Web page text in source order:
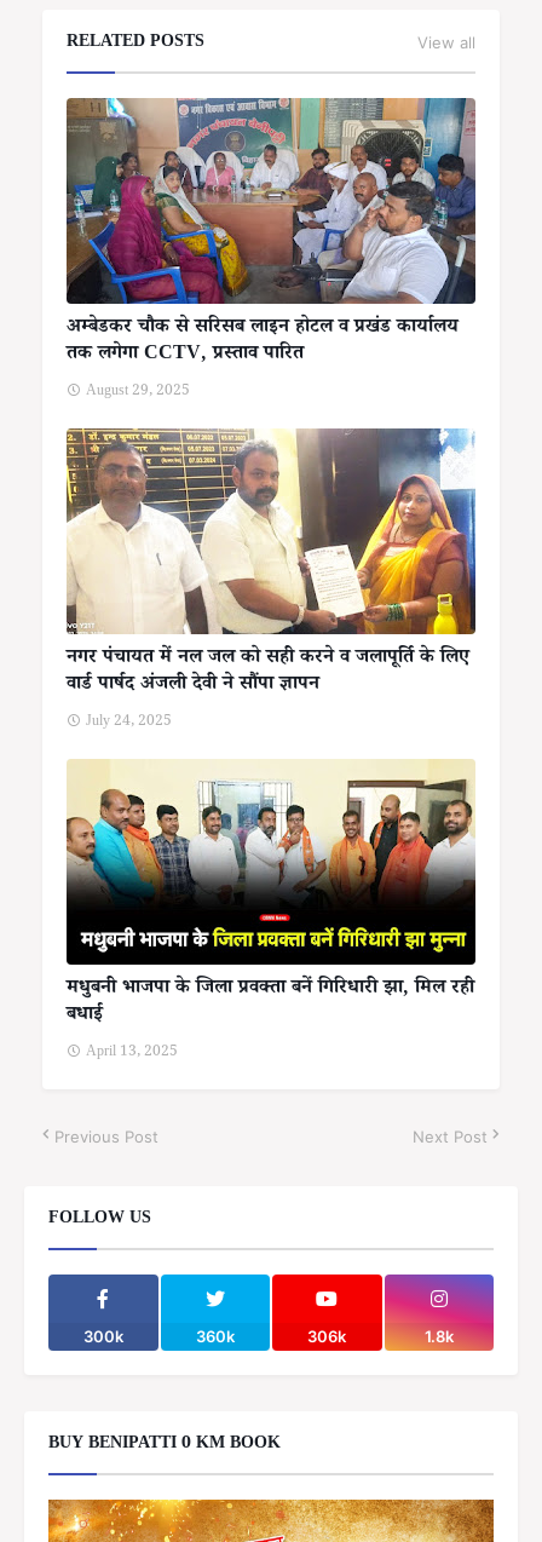
RELATED POSTS View all
अम्बेडकर चौक से सरिसब लाइन होटल व प्रखंड कार्यालय
तक लगेगा CCTV, प्रस्ताव पारित
August 29, 2025
नगर पंचायत में नल जल को सही करने व जलापूर्ति के लिए
वार्ड पार्षद अंजली देवी ने सौंपा ज्ञापन
July 24, 2025
मधुबनी भाजपा के जिला प्रवक्ता बनें गिरिधारी झा, मिल रही
बधाई
April 13, 2025
Previous Post Next Post
FOLLOW US
300k 360k 306k 1.8k
BUY BENIPATTI 0 KM BOOK